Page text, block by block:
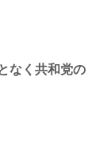
なく共和党の